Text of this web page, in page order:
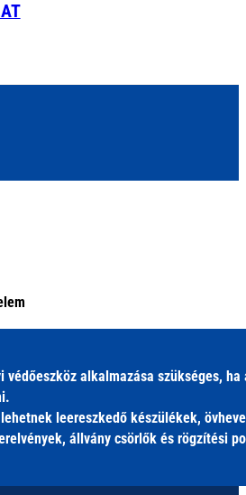
védőeszköz alkalmazása szükséges,
leereszkedő készülékek,
állvány csörlők és rögzítési